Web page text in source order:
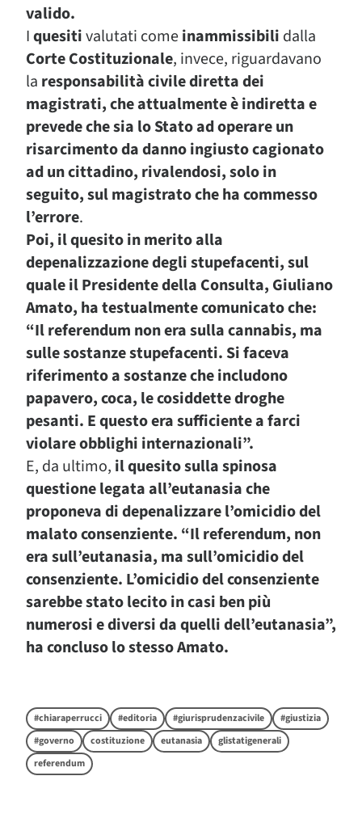
valido.
Iquesitivalutati comeinammissibili dalla
Corte Costituzionale, invece, riguardavano
la responsabilità civile diretta dei
magistrati, che attualmente è indiretta e
prevede che sia lo Stato ad operare un
risarcimento da danno ingiusto cagionato
ad un cittadino, rivalendosi, solo in
seguito, sul magistrato che ha commesso
l’errore.
Poi, il quesito in merito alla
depenalizzazione degli stupefacenti, sul
quale il Presidente della Consulta, Giuliano
Amato, ha testualmente comunicato che:
“Il referendum non era sulla cannabis, ma
sulle sostanze stupefacenti. Si faceva
riferimento a sostanze che includono
papavero, coca, le cosiddette droghe
pesanti. E questo era sufficiente a farci
violare obblighi internazionali”.
E, da ultimo, il quesito sulla spinosa
questione legata all’eutanasia che
proponeva di depenalizzare l’omicidio del
malato consenziente. “Il referendum, non
era sull’eutanasia, ma sull’omicidio del
consenziente. L’omicidio del consenziente
sarebbe stato lecito in casi ben più
numerosi e diversi da quelli dell’eutanasia”,
ha concluso lo stesso Amato.
#chiaraperrucci #editoria #giurisprudenzacivile
#giustizia
#governo
costituzione eutanasia
glistatigenerali
referendum